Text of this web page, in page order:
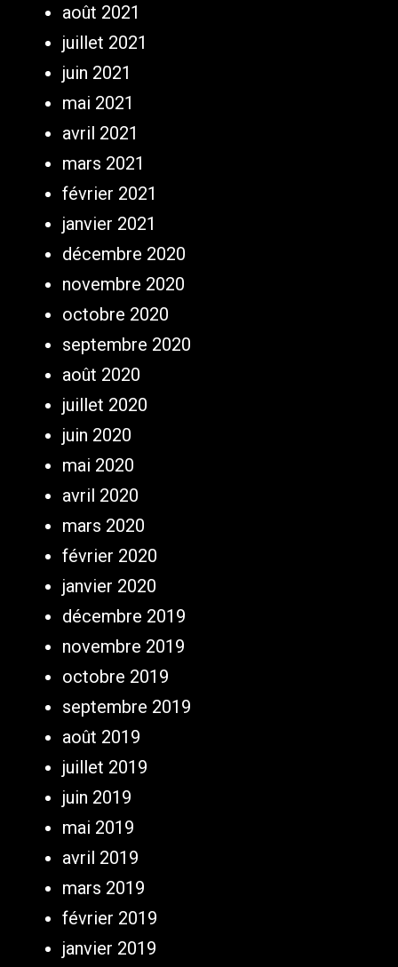
août 2021
juillet 2021
juin 2021
mai 2021
avril 2021
mars 2021
février 2021
janvier 2021
décembre 2020
novembre 2020
octobre 2020
septembre 2020
août 2020
juillet 2020
juin 2020
mai 2020
avril 2020
mars 2020
février 2020
janvier 2020
décembre 2019
novembre 2019
octobre 2019
septembre 2019
août 2019
juillet 2019
juin 2019
mai 2019
avril 2019
mars 2019
février 2019
janvier 2019